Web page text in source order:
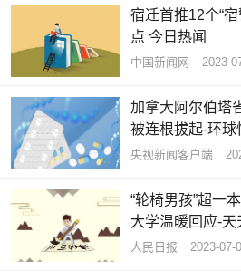
宿迁首推12个“
点 今日热闻
中国新闻网 2023-
加拿大阿尔伯塔
被连根拔起-环球
央视新闻客户端
“轮椅男孩”超一
大学温暖回应-天
人民日报 2023-07-